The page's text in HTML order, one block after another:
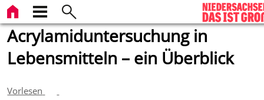
Acrylamiduntersuchung in
Lebensmitteln – ein Überblick
Vorlesen